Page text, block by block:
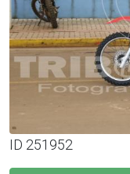
ID 251952